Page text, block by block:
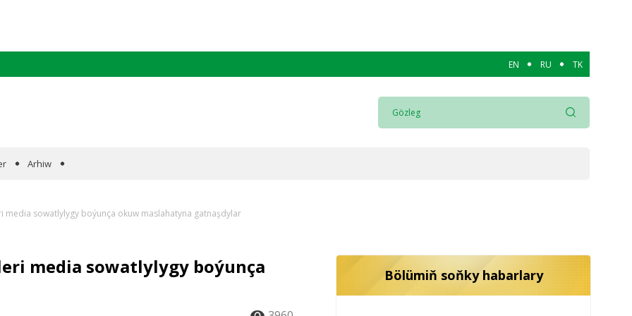
EN RU TK
Arhiw
sowatlylygy boýunça okuw maslahatyna gatnaşdylar
media sowatlylygy boýunça
Bölümiň soňky habarlary